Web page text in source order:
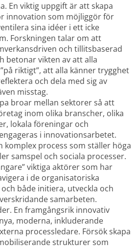
En viktig uppgift är att skapa
innovation som möjliggör för
sina idéer i ett icke
Forskningen talar om att
och tillitsbaserad
betonar vikten av att alla
riktigt”, att alla känner trygghet
och dela med sig av
misstag.
broar mellan sektorer så att
inom olika branscher, olika
lokala föreningar och
i innovationsarbetet.
komplex process som ställer höga
samspel och sociala processer.
viktiga aktörer som har
i de organisatoriska
både initiera, utveckla och
samarbeten.
En framgångsrik innovativ
moderna, inkluderande
processledare. Försök skapa
strukturer som